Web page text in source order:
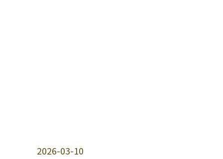
2026-03-10